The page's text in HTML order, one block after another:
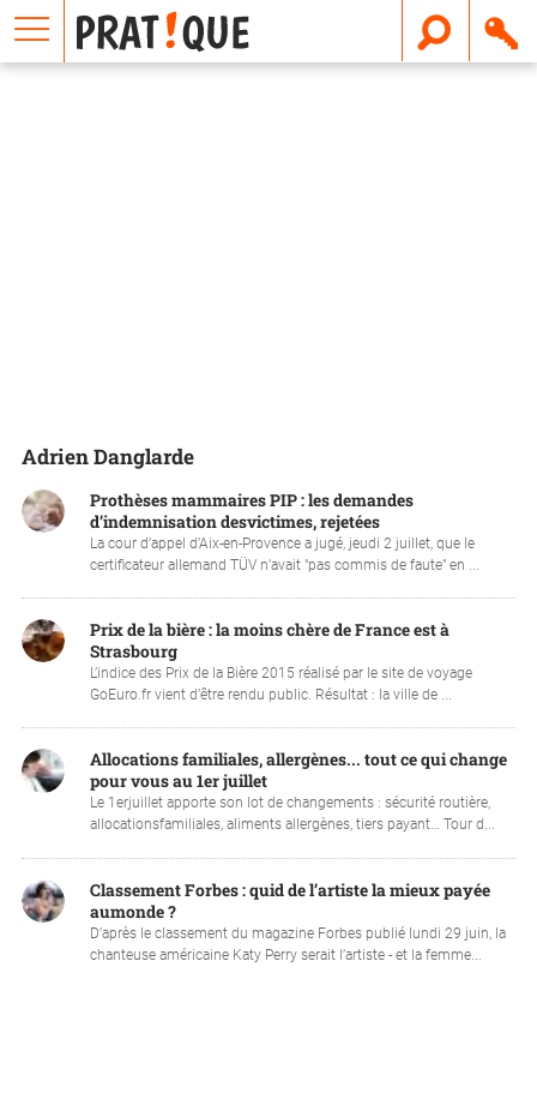
Adrien Danglarde
Prothèses mammaires PIP : les demandes
d’indemnisation desvictimes, rejetées
La cour d’appel d’Aix-en-Provence a jugé, jeudi 2 juillet, que le
certificateur allemand TÜV n’avait "pas commis de faute" en ...
Prix de la bière : la moins chère de France est à
Strasbourg
L’indice des Prix de la Bière 2015 réalisé par le site de voyage
GoEuro.fr vient d’être rendu public. Résultat : la ville de ...
Allocations familiales, allergènes... tout ce qui change
pour vous au 1er juillet
Le 1erjuillet apporte son lot de changements : sécurité routière,
allocationsfamiliales, aliments allergènes, tiers payant… Tour d...
Classement Forbes : quid de l’artiste la mieux payée
aumonde ?
D’après le classement du magazine Forbes publié lundi 29 juin, la
chanteuse américaine Katy Perry serait l’artiste - et la femme...
E
m
a